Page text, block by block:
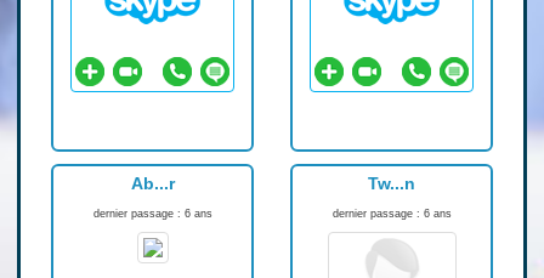
Ab...r
dernier passage : 6 ans
Tw...n
dernier passage : 6 ans